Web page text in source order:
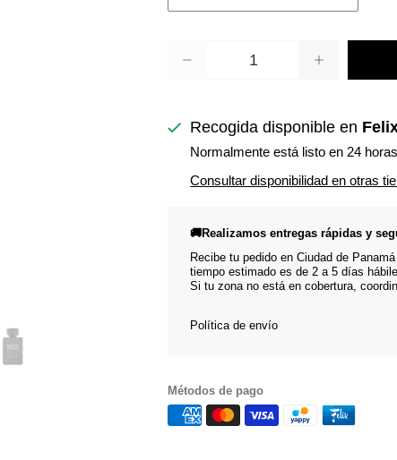
Recogida disponible en
Normalmente está listo en 24 horas
Consultar disponibilidad en otras
🚚Realizamos entregas rápidas y
Recibe tu pedido en Ciudad de
tiempo estimado es de 2 a 5 días
Si tu zona no está en cobertura,
Política de envío
Métodos de pago